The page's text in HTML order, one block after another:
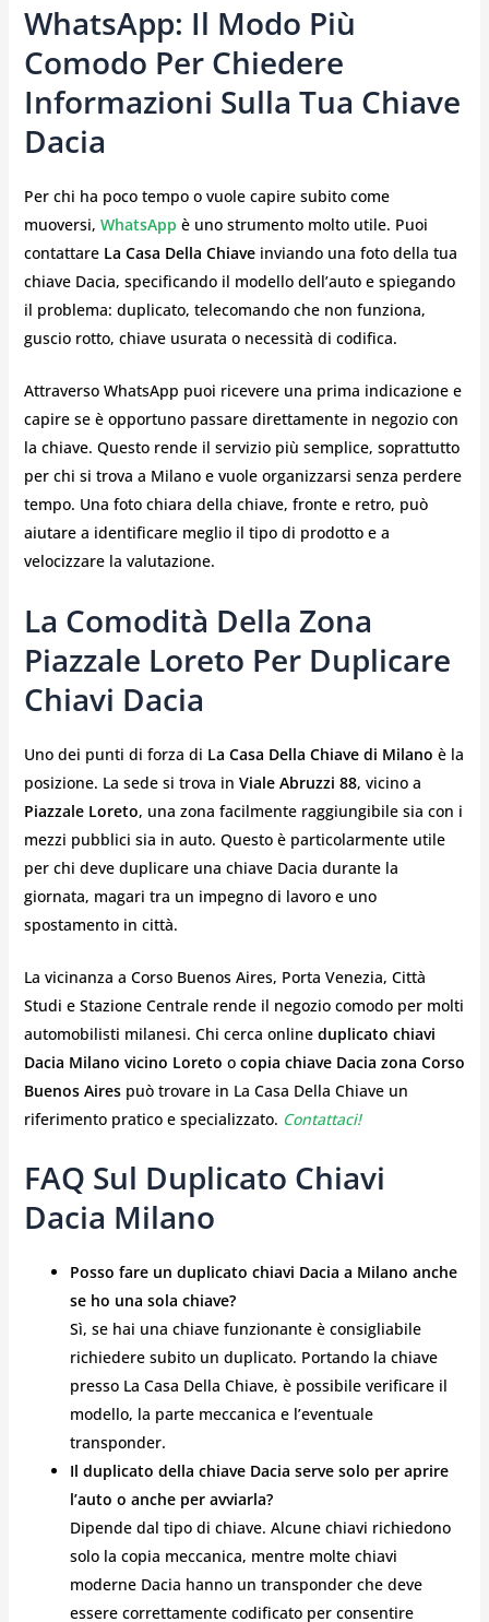
WhatsApp: Il Modo Più
Comodo Per Chiedere
Informazioni Sulla Tua Chiave
Dacia
Per chi ha poco tempo o vuole capire subito come
muoversi, WhatsApp è uno strumento molto utile. Puoi
contattare La Casa Della Chiaveinviando una foto della tua
chiave Dacia, specificando il modello dell’auto e spiegando
il problema: duplicato, telecomando che non funziona,
guscio rotto, chiave usurata o necessità di codifica.
Attraverso WhatsApp puoi ricevere una prima indicazione e
capire se è opportuno passare direttamente in negozio con
la chiave. Questo rende il servizio più semplice, soprattutto
per chi si trova a Milano e vuole organizzarsi senza perdere
tempo. Una foto chiara della chiave, fronte e retro, può
aiutare a identificare meglio il tipo di prodotto e a
velocizzare la valutazione.
La Comodità Della Zona
Piazzale Loreto Per Duplicare
Chiavi Dacia
Uno dei punti di forza di La Casa Della Chiave di Milano è la
posizione. La sede si trova in Viale Abruzzi 88, vicino a
Piazzale Loreto, una zona facilmente raggiungibile sia con i
mezzi pubblici sia in auto. Questo è particolarmente utile
per chi deve duplicare una chiave Dacia durante la
giornata, magari tra un impegno di lavoro e uno
spostamento in città.
La vicinanza a Corso Buenos Aires, Porta Venezia, Città
Studi e Stazione Centrale rende il negozio comodo per molti
automobilisti milanesi. Chi cerca online duplicato chiavi
Dacia Milano vicino Loreto o copia chiave Dacia zona Corso
Buenos Airespuò trovare in La Casa Della Chiave un
riferimento pratico e specializzato. Contattaci!
FAQ Sul Duplicato Chiavi
Dacia Milano
Posso fare un duplicato chiavi Dacia a Milano anche
se ho una sola chiave?
Sì, se hai una chiave funzionante è consigliabile
richiedere subito un duplicato. Portando la chiave
presso La Casa Della Chiave, è possibile verificare il
modello, la parte meccanica e l’eventuale
transponder.
Il duplicato della chiave Dacia serve solo per aprire
l’auto o anche per avviarla?
Dipende dal tipo di chiave. Alcune chiavi richiedono
solo la copia meccanica, mentre molte chiavi
moderne Dacia hanno un transponder che deve
essere correttamente codificato per consentire